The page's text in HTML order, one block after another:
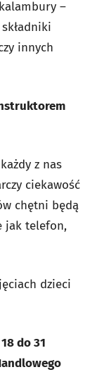
–
innych
z nas
ciekawość
chętni będą
jak telefon,
dzieci
do 31